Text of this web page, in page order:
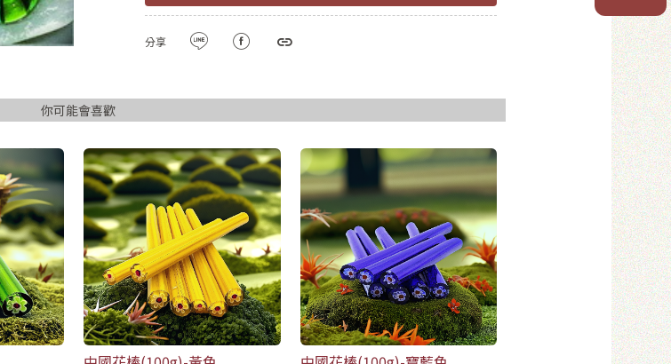
密碼長度必須大於8位數
已有會員
分享
你可能會喜歡